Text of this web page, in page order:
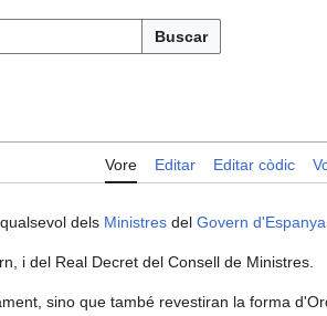
Buscar
Vore Editar Editar còdic
dels Ministres del Govern d'Espanya
i del Real Decret del Consell de Ministres.
sino que també revestiran la forma